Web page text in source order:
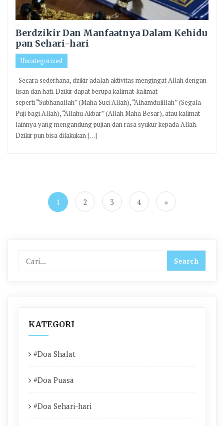
Berdzikir Dan Manfaatnya Dalam Kehidu
pan Sehari-hari
Uncategorized
Secara sederhana, dzikir adalah aktivitas mengingat Allah dengan
lisan dan hati. Dzikir dapat berupa kalimat-kalimat
seperti “Subhanallah” (Maha Suci Allah), “Alhamdulillah” (Segala
Puji bagi Allah), “Allahu Akbar” (Allah Maha Besar), atau kalimat
lainnya yang mengandung pujian dan rasa syukur kepada Allah.
Dzikir pun bisa dilakukan […]
pos
1 2 3 4 »
KATEGORI
#Doa Shalat
#Doa Puasa
#Doa Sehari-hari